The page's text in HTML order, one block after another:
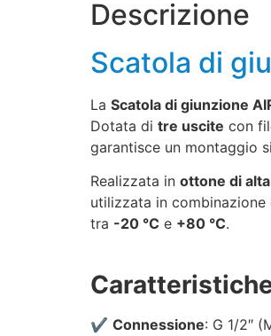
Descrizione
Scatola di
La Scatola di giunzione
Dotata di tre uscite con
garantisce un montaggio
Realizzata in ottone di
utilizzata in combinazione
tra -20 °C e +80 °C.
✔️ Connessione: G 1/2″